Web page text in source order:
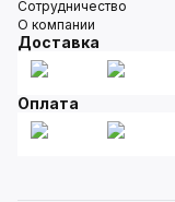
Сотрудничество
О компании
Доставка
Оплата